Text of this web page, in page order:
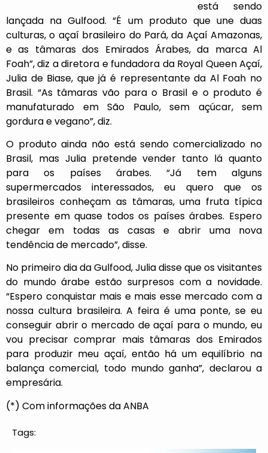
está sendo
lançada na Gulfood. “É um produto que une duas
culturas, o açaí brasileiro do Pará, da Açaí Amazonas,
e as tâmaras dos Emirados Árabes, da marca Al
Foah”, diz a diretora e fundadora da Royal Queen Açaí,
Julia de Biase, que já é representante da Al Foah no
Brasil. “As tâmaras vão para o Brasil e o produto é
manufaturado em São Paulo, sem açúcar, sem
gordura e vegano”, diz.
O produto ainda não está sendo comercializado no
Brasil, mas Julia pretende vender tanto lá quanto
para os países árabes. “Já tem alguns
supermercados interessados, eu quero que os
brasileiros conheçam as tâmaras, uma fruta típica
presente em quase todos os países árabes. Espero
chegar em todas as casas e abrir uma nova
tendência de mercado”, disse.
No primeiro dia da Gulfood, Julia disse que os visitantes
do mundo árabe estão surpresos com a novidade.
“Espero conquistar mais e mais esse mercado com a
nossa cultura brasileira. A feira é uma ponte, se eu
conseguir abrir o mercado de açaí para o mundo, eu
vou precisar comprar mais tâmaras dos Emirados
para produzir meu açaí, então há um equilíbrio na
balança comercial, todo mundo ganha”, declarou a
empresária.
(*) Com informações da ANBA
Tags: